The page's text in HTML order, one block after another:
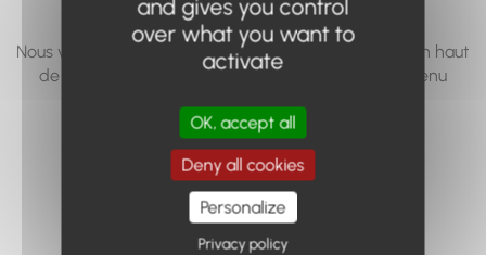
Nous vous invitons à utiliser le moteur de recherche en haut
de page, ou à utiliser le menu pour trouver le contenu
Retour à l'accueil
and gives you control
over what you want to
activate
OK, accept all
Deny all cookies
Personalize
Privacy policy